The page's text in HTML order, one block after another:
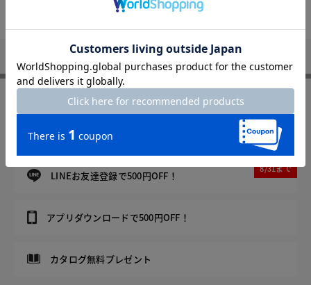
メルマガ登録で500円OFF！
8/31まで
LINEお友達登録で500円OFF！
8/31まで
アプリダウンロードで500円OFF！
カタログ無料プレゼント